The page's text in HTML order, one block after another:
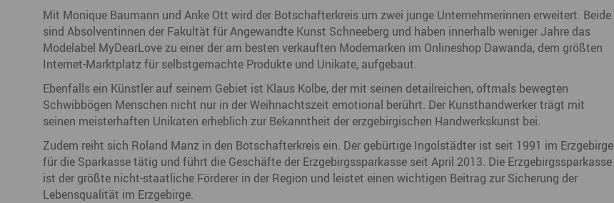
Mit Monique Baumann und Anke Ott wird der Botschafterkreis um zwei junge Unternehmerinnen erweitert. Beide
sind Absolventinnen der Fakultät für Angewandte Kunst Schneeberg und haben innerhalb weniger Jahre das
Modelabel MyDearLove zu einer der am besten verkauften Modemarken im Onlineshop Dawanda, dem größten
Internet-Marktplatz für selbstgemachte Produkte und Unikate, aufgebaut.
Ebenfalls ein Künstler auf seinem Gebiet ist Klaus Kolbe, der mit seinen detailreichen, oftmals bewegten
Schwibbögen Menschen nicht nur in der Weihnachtszeit emotional berührt. Der Kunsthandwerker trägt mit
seinen meisterhaften Unikaten erheblich zur Bekanntheit der erzgebirgischen Handwerkskunst bei.
Zudem reiht sich Roland Manz in den Botschafterkreis ein. Der gebürtige Ingolstädter ist seit 1991 im Erzgebirge
für die Sparkasse tätig und führt die Geschäfte der Erzgebirgssparkasse seit April 2013. Die Erzgebirgssparkasse
ist der größte nicht-staatliche Förderer in der Region und leistet einen wichtigen Beitrag zur Sicherung der
Lebensqualität im Erzgebirge.